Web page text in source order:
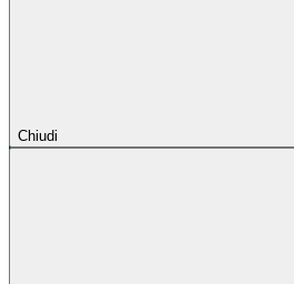
Chiudi